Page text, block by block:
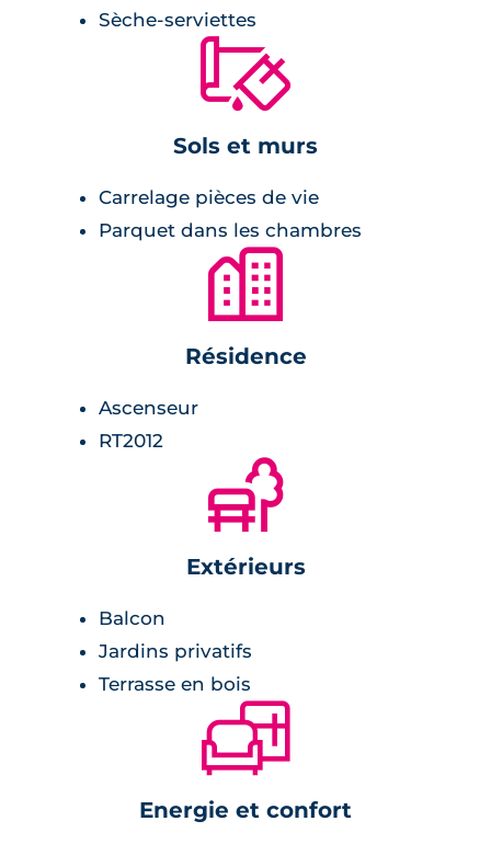
revêtement stratifié.
L'entrée au bâtiment de ce complexe
immobilier est parfaitement sécurisé par un
système de vidéophone et de badge d'accès.
Un parking est présent au sous-sol du
complexe immobilier. Pareillement, ce lieu de
stationnement est accessible uniquement par
télécommande pour ouvrir le portail d'entrée.
centre du village à 300 mètres,
commerces au pied de la résidence,
espaces verts et lacs au dos de la résidence.
Sèche-serviettes
🔨
Sols et murs
Carrelage pièces de vie
Parquet dans les chambres
🏙
Résidence
Ascenseur
RT2012
🌲
Extérieurs
Balcon
Jardins privatifs
Terrasse en bois
🛋
Energie et confort